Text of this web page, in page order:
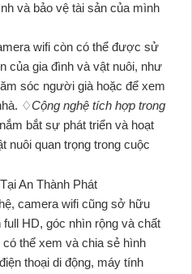
và bảo vệ tài sản của mình
wifi còn có thể được sử
của gia đình và vật nuôi, như
sóc người già hoặc để xem
♢Cộng nghệ tích hợp trong
bắt sự phát triển và hoạt
nuôi quan trọng trong cuộc
camera wifi cũng sở hữu
HD, góc nhìn rộng và chất
thể xem và chia sẻ hình
thoại di động, máy tính